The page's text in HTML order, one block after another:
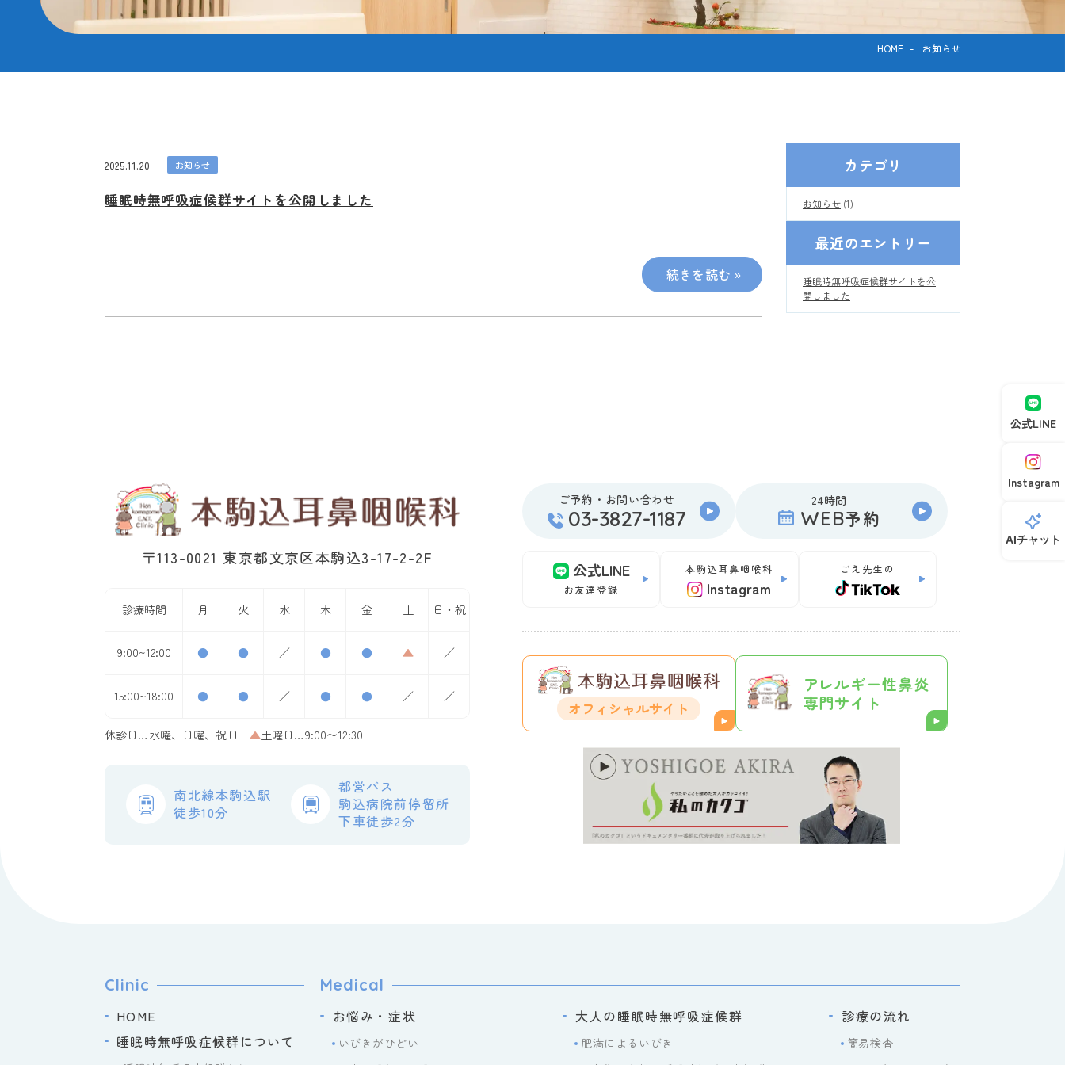
HOME - お知らせ
2025.11.20 お知らせ
睡眠時無呼吸症候群サイトを公開しました
続きを読む »
カテゴリ
お知らせ (1)
最近のエントリー
睡眠時無呼吸症候群サイトを公
開しました
〒113-0021 東京都文京区本駒込3-17-2-2F
診療時間 月 火 水 木 金 土 日・祝
9:00~12:00 ● ● ／ ● ● ▲ ／
15:00~18:00 ● ● ／ ● ● ／ ／
休診日…水曜、日曜、祝日 ▲土曜日…9:00〜12:30
南北線本駒込駅
徒歩10分
都営バス
駒込病院前停留所
下車徒歩2分
ご予約・お問い合わせ
03-3827-1187
24時間
WEB予約
公式LINE
お友達登録
本駒込耳鼻咽喉科
Instagram
ごえ先生の
オフィシャルサイト
アレルギー性鼻炎
専門サイト
Clinic
HOME
睡眠時無呼吸症候群について
Medical
お悩み・症状
いびきがひどい
大人の睡眠時無呼吸症候群
肥満によるいびき
診療の流れ
簡易検査
公式LINE
Instagram
AIチャット